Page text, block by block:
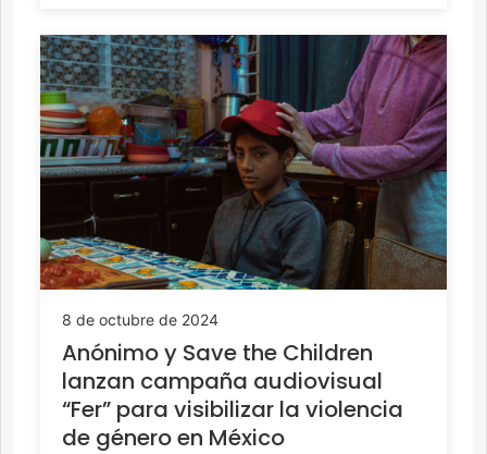
8 de octubre de 2024
Anónimo y Save the Children
lanzan campaña audiovisual
“Fer” para visibilizar la violencia
de género en México